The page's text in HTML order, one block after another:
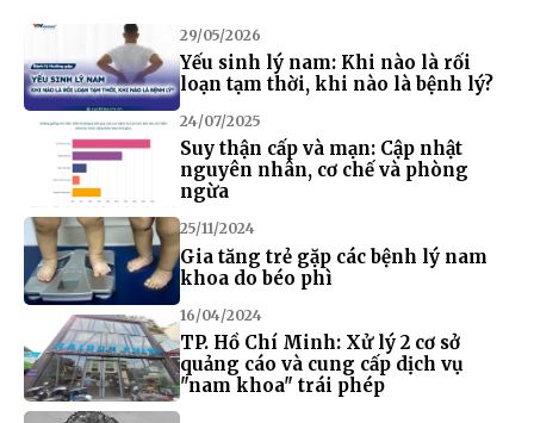
29/05/2026
Yếu sinh lý nam: Khi nào là rối
loạn tạm thời, khi nào là bệnh lý?
24/07/2025
Suy thận cấp và mạn: Cập nhật
nguyên nhân, cơ chế và phòng
ngừa
25/11/2024
Gia tăng trẻ gặp các bệnh lý nam
khoa do béo phì
16/04/2024
TP. Hồ Chí Minh: Xử lý 2 cơ sở
quảng cáo và cung cấp dịch vụ
"nam khoa" trái phép